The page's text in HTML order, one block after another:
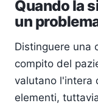
Quando la
un
Distinguere una
compito del
valutano l'intera
elementi,